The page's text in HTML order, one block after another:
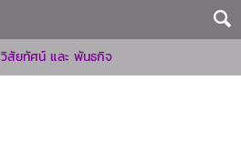
วิสัยทัศน์ และ พันธกิจ